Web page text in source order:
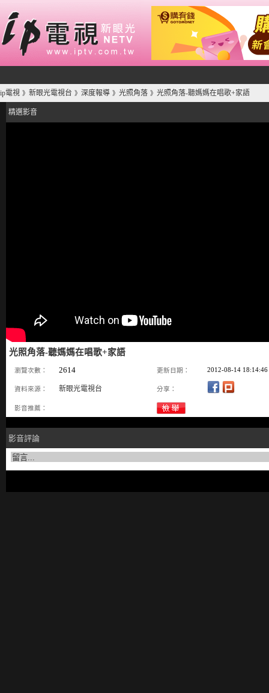
ip電視 》 新眼光電視台 》 深度報導 》 光照角落 》 光照角落-聽媽媽在唱歌+家語
精選影音
光照角落-聽媽媽在唱歌+家語
瀏覽次數： 2614 更新日期： 2012-08-14 18:14:46
資料來源： 新眼光電視台 分享：
影音推薦：
影音評論